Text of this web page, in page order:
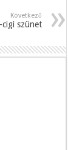
Következő
szünet